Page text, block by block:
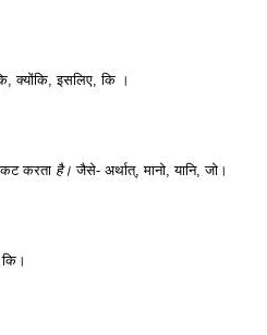
क्योंकि, इसलिए, कि ।
करता है। जैसे- अर्थात्, मानो, यानि, जो।